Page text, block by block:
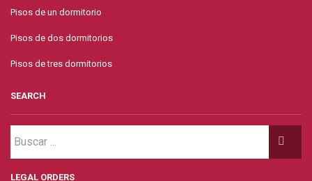
Pisos de un dormitorio
Pisos de dos dormitorios
Pisos de tres dormitorios
SEARCH
LEGAL ORDERS